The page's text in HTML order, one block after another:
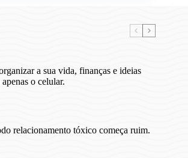
a sua vida, finanças e ideias
o celular.
relacionamento tóxico começa ruim.